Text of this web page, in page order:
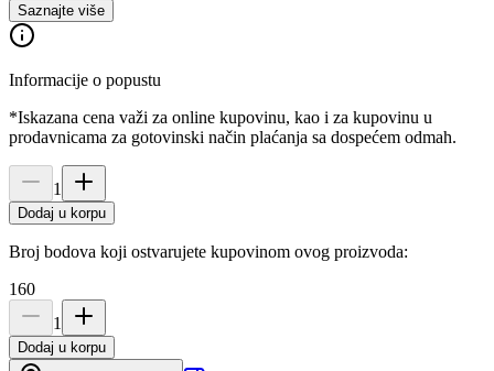
Saznajte više
Informacije o popustu
*Iskazana cena važi za online kupovinu, kao i za kupovinu u
prodavnicama za gotovinski način plaćanja sa dospećem odmah.
1
Dodaj u korpu
Broj bodova koji ostvarujete kupovinom ovog proizvoda:
160
1
Dodaj u korpu